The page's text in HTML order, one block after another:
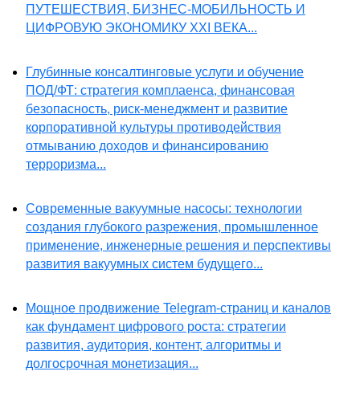
ПУТЕШЕСТВИЯ, БИЗНЕС-МОБИЛЬНОСТЬ И
ЦИФРОВУЮ ЭКОНОМИКУ XXI ВЕКА...
Глубинные консалтинговые услуги и обучение
ПОД/ФТ: стратегия комплаенса, финансовая
безопасность, риск-менеджмент и развитие
корпоративной культуры противодействия
отмыванию доходов и финансированию
терроризма...
Современные вакуумные насосы: технологии
создания глубокого разрежения, промышленное
применение, инженерные решения и перспективы
развития вакуумных систем будущего...
Мощное продвижение Telegram-страниц и каналов
как фундамент цифрового роста: стратегии
развития, аудитория, контент, алгоритмы и
долгосрочная монетизация...